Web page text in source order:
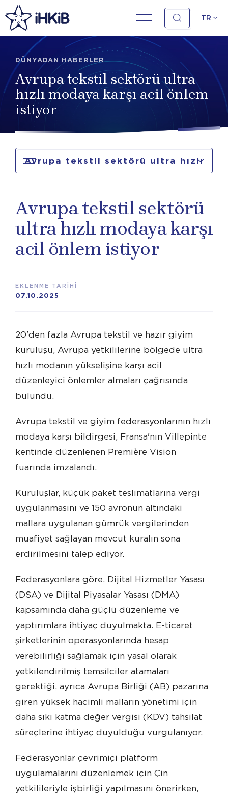
TR
DÜNYADAN HABERLER
Avrupa tekstil sektörü ultra
hızlı modaya karşı acil önlem
istiyor
Avrupa tekstil sektörü ultra hızlı
Avrupa tekstil sektörü
ultra hızlı modaya karşı
acil önlem istiyor
EKLENME TARİHİ
07.10.2025
20'den fazla Avrupa tekstil ve hazır giyim
kuruluşu, Avrupa yetkililerine bölgede ultra
hızlı modanın yükselişine karşı acil
düzenleyici önlemler almaları çağrısında
bulundu.
Avrupa tekstil ve giyim federasyonlarının hızlı
modaya karşı bildirgesi, Fransa'nın Villepinte
kentinde düzenlenen Première Vision
fuarında imzalandı.
Kuruluşlar, küçük paket teslimatlarına vergi
uygulanmasını ve 150 avronun altındaki
mallara uygulanan gümrük vergilerinden
muafiyet sağlayan mevcut kuralın sona
erdirilmesini talep ediyor.
Federasyonlara göre, Dijital Hizmetler Yasası
(DSA) ve Dijital Piyasalar Yasası (DMA)
kapsamında daha güçlü düzenleme ve
yaptırımlara ihtiyaç duyulmakta. E-ticaret
şirketlerinin operasyonlarında hesap
verebilirliği sağlamak için yasal olarak
yetkilendirilmiş temsilciler atamaları
gerektiği, ayrıca Avrupa Birliği (AB) pazarına
giren yüksek hacimli malların yönetimi için
daha sıkı katma değer vergisi (KDV) tahsilat
süreçlerine ihtiyaç duyulduğu vurgulanıyor.
Federasyonlar çevrimiçi platform
uygulamalarını düzenlemek için Çin
yetkilileriyle işbirliği yapılmasını önerirken,